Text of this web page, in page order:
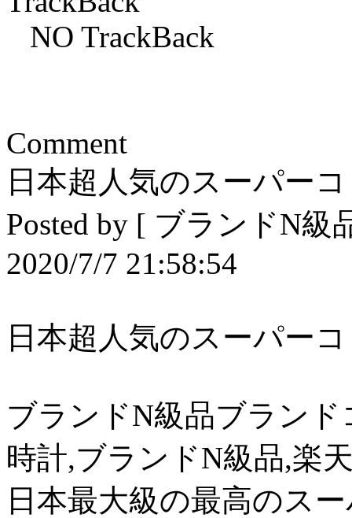
NO TrackBack
Comment
日本超人気のスーパー
Posted by [ ブランドN
2020/7/7 21:58:54
日本超人気のスーパー
ブランドN級品ブラン
時計,ブランドN級品,楽
日本最大級の最高のス